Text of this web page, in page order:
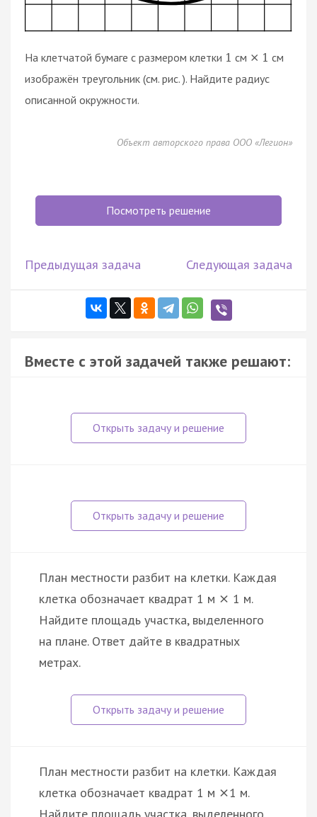
На клетчатой бумаге с размером клетки 1 см × 1 см
изображён треугольник (см. рис. ). Найдите радиус
описанной окружности.
Объект авторского права ООО «Легион»
Посмотреть решение
Предыдущая задача Следующая задача
Вместе с этой задачей также решают:
План местности разбит на клетки. Каждая
клетка обозначает квадрат 1 м × 1 м.
Найдите площадь участка, выделенного
на плане. Ответ дайте в квадратных
метрах.
План местности разбит на клетки. Каждая
клетка обозначает квадрат 1 м ×1 м.